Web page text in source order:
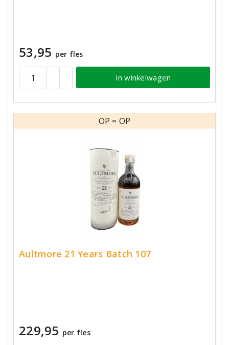
53,95 per fles
In winkelwagen
OP = OP
Aultmore 21 Years Batch 107
229,95 per fles